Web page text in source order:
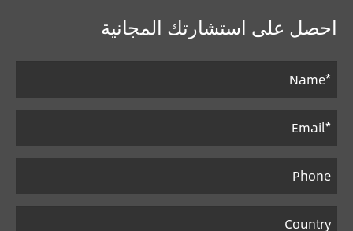
احصل على استشارتك المجانية